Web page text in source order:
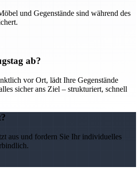
und Gegenstände sind während des
ab?
vor Ort, lädt Ihre Gegenstände
sicher ans Ziel – strukturiert, schnell
aus und fordern Sie Ihr individuelles